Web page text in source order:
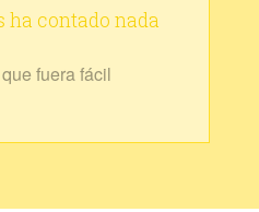
ha contado nada
fuera fácil